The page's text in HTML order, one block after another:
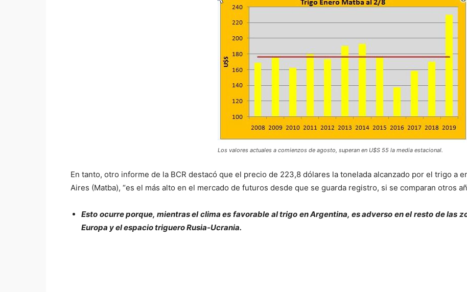
Los valores actuales a comienzos de agosto, superan en U$S 55 la media estacional.
En tanto, otro informe de la BCR destacó que el precio de 223,8 dólares la tonelada alcanzado por el trigo a
Aires (Matba), “es el más alto en el mercado de futuros desde que se guarda registro, si se comparan otros
Esto ocurre porque, mientras el clima es favorable al trigo en Argentina, es adverso en el resto de las
Europa y el espacio triguero Rusia-Ucrania.